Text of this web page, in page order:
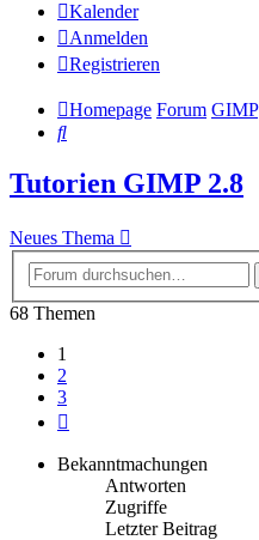
Kalender
Anmelden
Registrieren
Homepage Forum GIMP
Suche
Tutorien GIMP 2.8
Neues Thema
68 Themen
1
2
3
Bekanntmachungen
Antworten
Zugriffe
Letzter Beitrag